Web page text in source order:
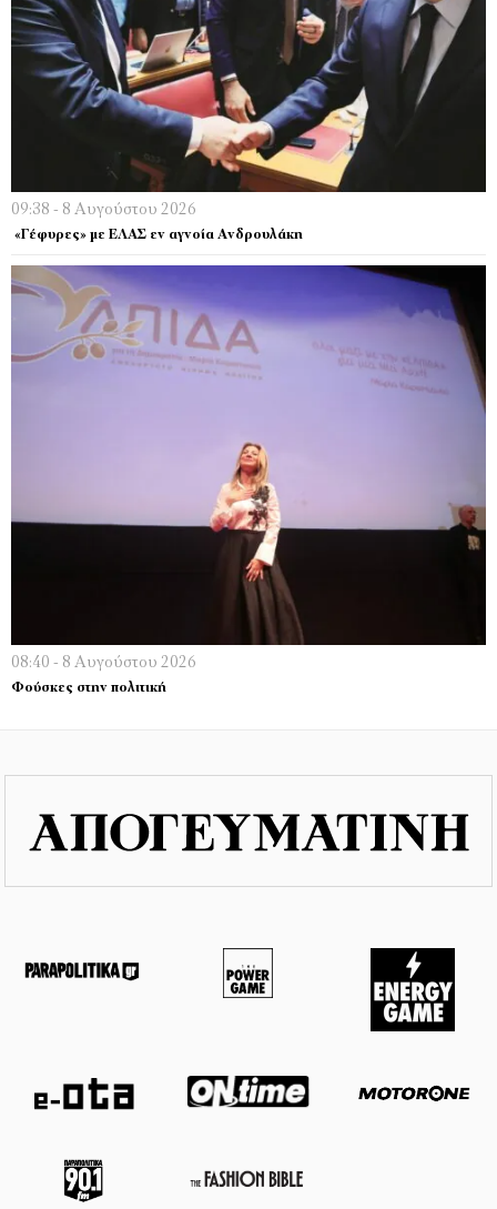
09:38 - 8 Αυγούστου 2026
«Γέφυρες» με ΕΛΑΣ εν αγνοία Ανδρουλάκη
08:40 - 8 Αυγούστου 2026
Φούσκες στην πολιτική